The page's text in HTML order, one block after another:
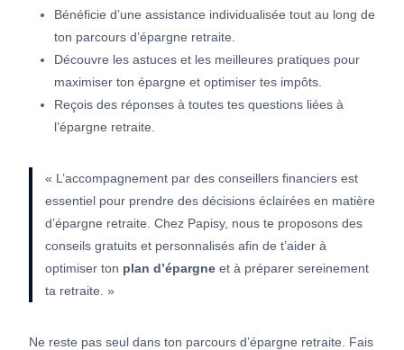
Bénéficie d’une assistance individualisée tout au long de
ton parcours d’épargne retraite.
Découvre les astuces et les meilleures pratiques pour
maximiser ton épargne et optimiser tes impôts.
Reçois des réponses à toutes tes questions liées à
l’épargne retraite.
« L’accompagnement par des conseillers financiers est
essentiel pour prendre des décisions éclairées en matière
d’épargne retraite. Chez Papisy, nous te proposons des
conseils gratuits et personnalisés afin de t’aider à
optimiser ton plan d’épargne et à préparer sereinement
ta retraite. »
Ne reste pas seul dans ton parcours d’épargne retraite. Fais